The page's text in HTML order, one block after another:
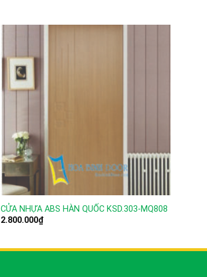
CỬA NHỰA ABS HÀN QUỐC KSD.303-MQ808
2.800.000₫